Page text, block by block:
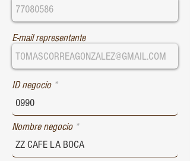
E-mail representante
ID negocio
Nombre negocio